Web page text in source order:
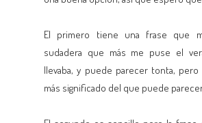
El primero tiene una frase que
sudadera que más me puse el
llevaba, y puede parecer tonta,
más significado del que puede